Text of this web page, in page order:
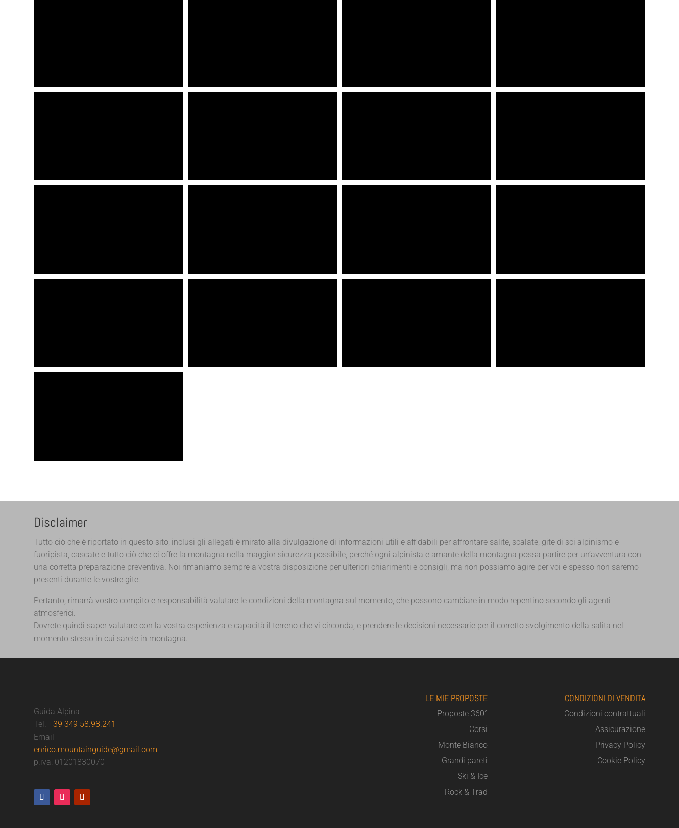
Disclaimer
Tutto ciò che è riportato in questo sito, inclusi gli allegati è mirato alla divulgazione di informazioni utili e affidabili per affrontare salite, scalate, gite di sci alpinismo e
fuoripista, cascate e tutto ciò che ci offre la montagna nella maggior sicurezza possibile, perché ogni alpinista e amante della montagna possa partire per un’avventura con
una corretta preparazione preventiva. Noi rimaniamo sempre a vostra disposizione per ulteriori chiarimenti e consigli, ma non possiamo agire per voi e spesso non saremo
presenti durante le vostre gite.
Pertanto, rimarrà vostro compito e responsabilità valutare le condizioni della montagna sul momento, che possono cambiare in modo repentino secondo gli agenti
atmosferici.
Dovrete quindi saper valutare con la vostra esperienza e capacità il terreno che vi circonda, e prendere le decisioni necessarie per il corretto svolgimento della salita nel
momento stesso in cui sarete in montagna.
Guida Alpina
Tel.+39 349 58.98.241
Email
enrico.mountainguide@gmail.com
p.iva: 01201830070
LE MIE PROPOSTE
Proposte 360°
Corsi
Monte Bianco
Grandi pareti
Ski & Ice
Rock & Trad
CONDIZIONI DI VENDITA
Condizioni contrattuali
Assicurazione
Privacy Policy
Cookie Policy